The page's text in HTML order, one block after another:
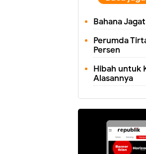
Bahana
Perumda
Persen
Hibah untuk
Alasannya